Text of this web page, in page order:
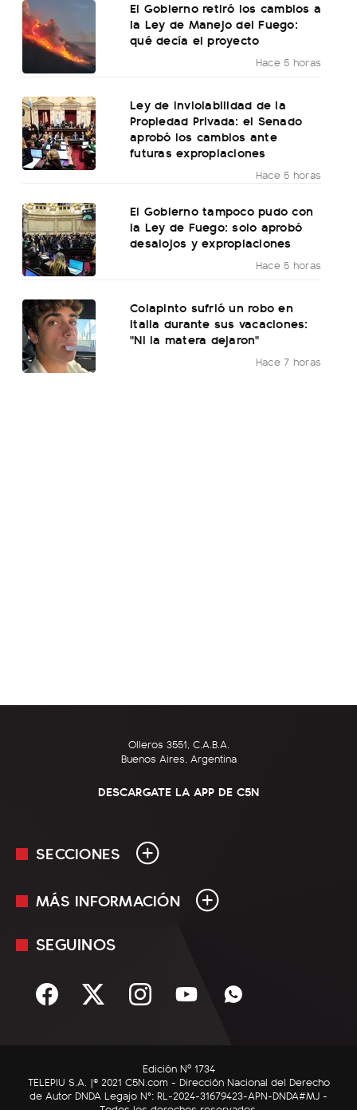
El Gobierno retiró los cambios a
la Ley de Manejo del Fuego:
qué decía el proyecto
Hace 5 horas
Ley de Inviolabilidad de la
Propiedad Privada: el Senado
aprobó los cambios ante
futuras expropiaciones
Hace 5 horas
El Gobierno tampoco pudo con
la Ley de Fuego: solo aprobó
desalojos y expropiaciones
Hace 5 horas
Colapinto sufrió un robo en
Italia durante sus vacaciones:
"Ni la matera dejaron"
Hace 7 horas
Olleros 3551, C.A.B.A.
Buenos Aires, Argentina
DESCARGATE LA APP DE C5N
SECCIONES
En Vivo
Sociedad
C5N Autos
RatingCero
MÁS INFORMACIÓN
Mediakit
Términos y condiciones
SEGUINOS
Edición Nº 1734
TELEPIU S.A. |© 2021 C5N.com - Dirección Nacional del Derecho
de Autor DNDA Legajo N°: RL-2024-31679423-APN-DNDA#MJ -